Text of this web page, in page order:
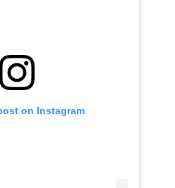
on Instagram